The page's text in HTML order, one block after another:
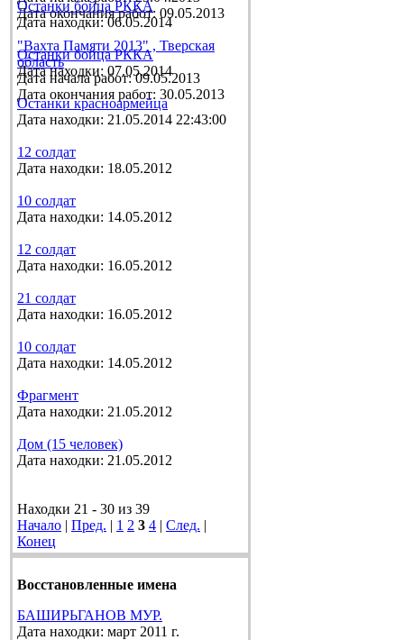
Дата окончания работ: 09.05.2013
"Вахта Памяти 2013" , Тверская
область
Дата начала работ: 09.05.2013
Дата окончания работ: 30.05.2013
Останки бойца РККА
Дата находки: 06.05.2014
Останки бойца РККА
Дата находки: 07.05.2014
Останки красноармейца
Дата находки: 21.05.2014 22:43:00
12 солдат
Дата находки: 18.05.2012
10 солдат
Дата находки: 14.05.2012
12 солдат
Дата находки: 16.05.2012
21 солдат
Дата находки: 16.05.2012
10 солдат
Дата находки: 14.05.2012
Фрагмент
Дата находки: 21.05.2012
Дом (15 человек)
Дата находки: 21.05.2012
Находки 21 - 30 из 39
Начало | Пред. | 1 2 3 4 | След. |
Конец
Восстановленные имена
БАШИРЬГАНОВ МУР.
Дата находки: март 2011 г.